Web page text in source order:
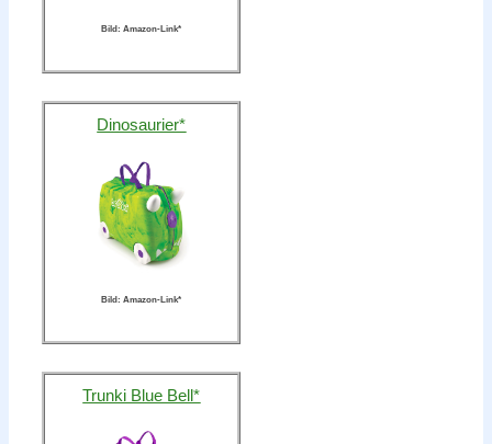
Bild: Amazon-Link*
Dinosaurier*
Bild: Amazon-Link*
Trunki Blue Bell*